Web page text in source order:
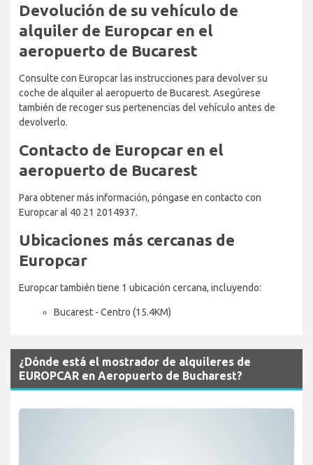
Devolución de su vehículo de
alquiler de Europcar en el
aeropuerto de Bucarest
Consulte con Europcar las instrucciones para devolver su
coche de alquiler al aeropuerto de Bucarest. Asegúrese
también de recoger sus pertenencias del vehículo antes de
devolverlo.
Contacto de Europcar en el
aeropuerto de Bucarest
Para obtener más información, póngase en contacto con
Europcar al 40 21 2014937.
Ubicaciones más cercanas de
Europcar
Europcar también tiene 1 ubicación cercana, incluyendo:
Bucarest - Centro (15.4KM)
¿Dónde está el mostrador de alquileres de
EUROPCAR en Aeropuerto de Bucharest?